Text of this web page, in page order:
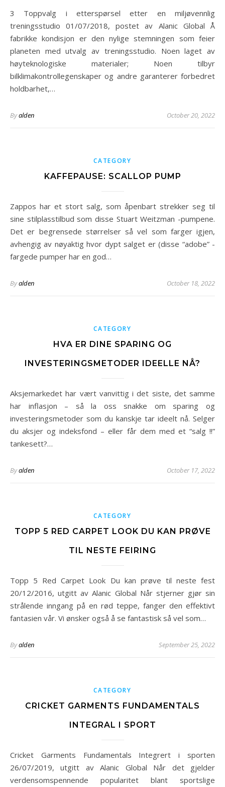
3 Toppvalg i etterspørsel etter en miljøvennlig
treningsstudio 01/07/2018, postet av Alanic Global Å
fabrikke kondisjon er den nylige stemningen som feier
planeten med utvalg av treningsstudio. Noen laget av
høyteknologiske materialer; Noen tilbyr
bilklimakontrollegenskaper og andre garanterer forbedret
holdbarhet,…
Byalden October 20, 2022
CATEGORY
KAFFEPAUSE: SCALLOP PUMP
Zappos har et stort salg, som åpenbart strekker seg til
sine stilplasstilbud som disse Stuart Weitzman -pumpene.
Det er begrensede størrelser så vel som farger igjen,
avhengig av nøyaktig hvor dypt salget er (disse “adobe” -
fargede pumper har en god…
Byalden October 18, 2022
CATEGORY
HVA ER DINE SPARING OG
INVESTERINGSMETODER IDEELLE NÅ?
Aksjemarkedet har vært vanvittig i det siste, det samme
har inflasjon – så la oss snakke om sparing og
investeringsmetoder som du kanskje tar ideelt nå. Selger
du aksjer og indeksfond – eller får dem med et “salg !!”
tankesett?…
Byalden October 17, 2022
CATEGORY
TOPP 5 RED CARPET LOOK DU KAN PRØVE
TIL NESTE FEIRING
Topp 5 Red Carpet Look Du kan prøve til neste fest
20/12/2016, utgitt av Alanic Global Når stjerner gjør sin
strålende inngang på en rød teppe, fanger den effektivt
fantasien vår. Vi ønsker også å se fantastisk så vel som…
Byalden September 25, 2022
CATEGORY
CRICKET GARMENTS FUNDAMENTALS
INTEGRAL I SPORT
Cricket Garments Fundamentals Integrert i sporten
26/07/2019, utgitt av Alanic Global Når det gjelder
verdensomspennende popularitet blant sportslige